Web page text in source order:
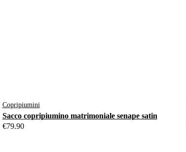
Copripiumini
Sacco copripiumino matrimoniale senape satin
€79.90